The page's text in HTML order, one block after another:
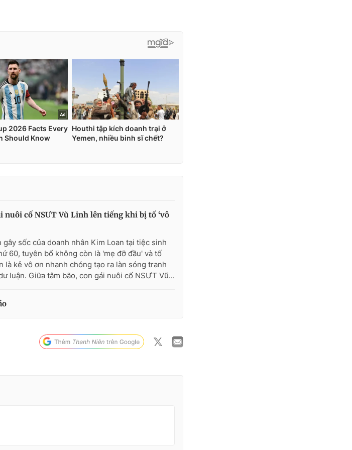
nuôi cố NSƯT Vũ Linh lên tiếng khi bị tố ‘vô
gây sốc của doanh nhân Kim Loan tại tiệc sinh
60, tuyên bố không còn là 'mẹ đỡ đầu' và tố
là kẻ vô ơn nhanh chóng tạo ra làn sóng tranh
luận. Giữa tâm bão, con gái nuôi cố NSƯT Vũ...